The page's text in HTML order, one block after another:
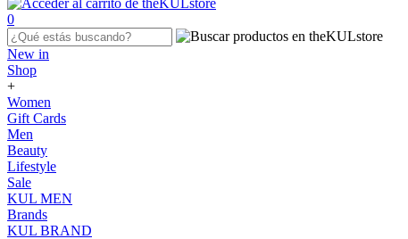
0
New in
Shop
+
Women
Gift Cards
Men
Beauty
Lifestyle
Sale
KUL MEN
Brands
KUL BRAND